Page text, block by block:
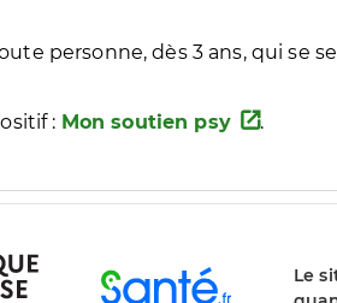
personne, dès 3 ans, qui se
: Mon soutien psy .
Le